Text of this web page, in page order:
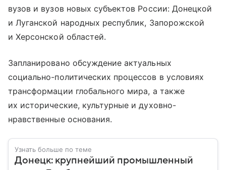
вузов и вузов новых субъектов России: Донецкой
и Луганской народных республик, Запорожской
и Херсонской областей.
Запланировано обсуждение актуальных
социально-политических процессов в условиях
трансформации глобального мира, а также
их исторические, культурные и духовно-
нравственные основания.
Узнать больше по теме
Донецк: крупнейший промышленный